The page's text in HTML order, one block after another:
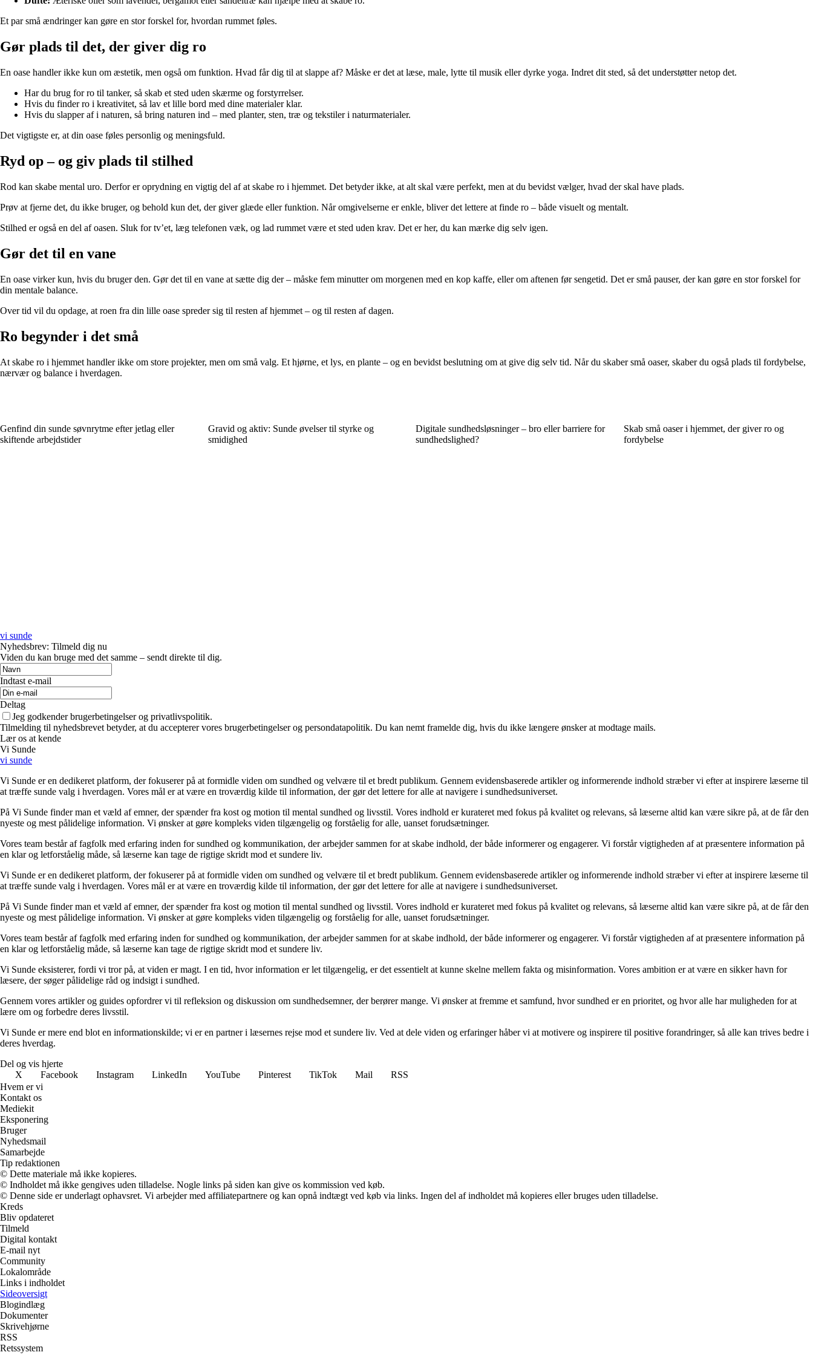
Et par små ændringer kan gøre en stor forskel for, hvordan rummet føles.
Gør plads til det, der giver dig ro
En oase handler ikke kun om æstetik, men også om funktion. Hvad får dig til at slappe af? Måske er det at læse, male, lytte til musik eller dyrke yoga. Indret dit sted, så det understøtter netop det.
Har du brug for ro til tanker, så skab et sted uden skærme og forstyrrelser.
Hvis du finder ro i kreativitet, så lav et lille bord med dine materialer klar.
Hvis du slapper af i naturen, så bring naturen ind – med planter, sten, træ og tekstiler i naturmaterialer.
Det vigtigste er, at din oase føles personlig og meningsfuld.
Ryd op – og giv plads til stilhed
Rod kan skabe mental uro. Derfor er oprydning en vigtig del af at skabe ro i hjemmet. Det betyder ikke, at alt skal være perfekt, men at du bevidst vælger, hvad der skal have plads.
Prøv at fjerne det, du ikke bruger, og behold kun det, der giver glæde eller funktion. Når omgivelserne er enkle, bliver det lettere at finde ro – både visuelt og mentalt.
Stilhed er også en del af oasen. Sluk for tv’et, læg telefonen væk, og lad rummet være et sted uden krav. Det er her, du kan mærke dig selv igen.
Gør det til en vane
En oase virker kun, hvis du bruger den. Gør det til en vane at sætte dig der – måske fem minutter om morgenen med en kop kaffe, eller om aftenen før sengetid. Det er små pauser, der kan gøre en stor forskel for
din mentale balance.
Over tid vil du opdage, at roen fra din lille oase spreder sig til resten af hjemmet – og til resten af dagen.
Ro begynder i det små
At skabe ro i hjemmet handler ikke om store projekter, men om små valg. Et hjørne, et lys, en plante – og en bevidst beslutning om at give dig selv tid. Når du skaber små oaser, skaber du også plads til fordybelse,
nærvær og balance i hverdagen.
Genfind din sunde søvnrytme efter jetlag eller
skiftende arbejdstider
Gravid og aktiv: Sunde øvelser til styrke og
smidighed
Digitale sundhedsløsninger – bro eller barriere for
sundhedslighed?
Skab små oaser i hjemmet, der giver ro og
fordybelse
vi sunde
Nyhedsbrev: Tilmeld dig nu
Viden du kan bruge med det samme – sendt direkte til dig.
Indtast e-mail
Deltag
Jeg godkender brugerbetingelser og privatlivspolitik.
Tilmelding til nyhedsbrevet betyder, at du accepterer vores brugerbetingelser og persondatapolitik. Du kan nemt framelde dig, hvis du ikke længere ønsker at modtage mails.
Lær os at kende
Vi Sunde
vi sunde
Vi Sunde er en dedikeret platform, der fokuserer på at formidle viden om sundhed og velvære til et bredt publikum. Gennem evidensbaserede artikler og informerende indhold stræber vi efter at inspirere læserne til
at træffe sunde valg i hverdagen. Vores mål er at være en troværdig kilde til information, der gør det lettere for alle at navigere i sundhedsuniverset.
På Vi Sunde finder man et væld af emner, der spænder fra kost og motion til mental sundhed og livsstil. Vores indhold er kurateret med fokus på kvalitet og relevans, så læserne altid kan være sikre på, at de får den
nyeste og mest pålidelige information. Vi ønsker at gøre kompleks viden tilgængelig og forståelig for alle, uanset forudsætninger.
Vores team består af fagfolk med erfaring inden for sundhed og kommunikation, der arbejder sammen for at skabe indhold, der både informerer og engagerer. Vi forstår vigtigheden af at præsentere information på
en klar og letforståelig måde, så læserne kan tage de rigtige skridt mod et sundere liv.
Vi Sunde er en dedikeret platform, der fokuserer på at formidle viden om sundhed og velvære til et bredt publikum. Gennem evidensbaserede artikler og informerende indhold stræber vi efter at inspirere læserne til
at træffe sunde valg i hverdagen. Vores mål er at være en troværdig kilde til information, der gør det lettere for alle at navigere i sundhedsuniverset.
På Vi Sunde finder man et væld af emner, der spænder fra kost og motion til mental sundhed og livsstil. Vores indhold er kurateret med fokus på kvalitet og relevans, så læserne altid kan være sikre på, at de får den
nyeste og mest pålidelige information. Vi ønsker at gøre kompleks viden tilgængelig og forståelig for alle, uanset forudsætninger.
Vores team består af fagfolk med erfaring inden for sundhed og kommunikation, der arbejder sammen for at skabe indhold, der både informerer og engagerer. Vi forstår vigtigheden af at præsentere information på
en klar og letforståelig måde, så læserne kan tage de rigtige skridt mod et sundere liv.
Vi Sunde eksisterer, fordi vi tror på, at viden er magt. I en tid, hvor information er let tilgængelig, er det essentielt at kunne skelne mellem fakta og misinformation. Vores ambition er at være en sikker havn for
læsere, der søger pålidelige råd og indsigt i sundhed.
Gennem vores artikler og guides opfordrer vi til refleksion og diskussion om sundhedsemner, der berører mange. Vi ønsker at fremme et samfund, hvor sundhed er en prioritet, og hvor alle har muligheden for at
lære om og forbedre deres livsstil.
Vi Sunde er mere end blot en informationskilde; vi er en partner i læsernes rejse mod et sundere liv. Ved at dele viden og erfaringer håber vi at motivere og inspirere til positive forandringer, så alle kan trives bedre i
deres hverdag.
Del og vis hjerte
X
Facebook Instagram LinkedIn YouTube Pinterest TikTok Mail
RSS
Hvem er vi
Kontakt os
Mediekit
Eksponering
Bruger
Nyhedsmail
Samarbejde
Tip redaktionen
© Dette materiale må ikke kopieres.
© Indholdet må ikke gengives uden tilladelse. Nogle links på siden kan give os kommission ved køb.
© Denne side er underlagt ophavsret. Vi arbejder med affiliatepartnere og kan opnå indtægt ved køb via links. Ingen del af indholdet må kopieres eller bruges uden tilladelse.
Kreds
Bliv opdateret
Tilmeld
Digital kontakt
E-mail nyt
Community
Lokalområde
Links i indholdet
Sideoversigt
Blogindlæg
Dokumenter
Skrivehjørne
RSS
Retssystem